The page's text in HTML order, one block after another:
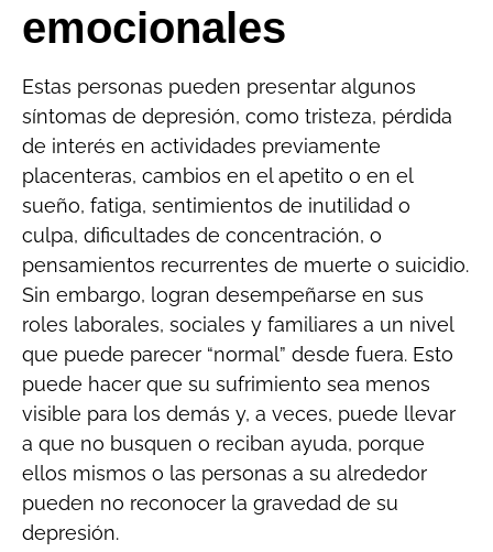
emocionales
Estas personas pueden presentar algunos
síntomas de depresión, como tristeza, pérdida
de interés en actividades previamente
placenteras, cambios en el apetito o en el
sueño, fatiga, sentimientos de inutilidad o
culpa, dificultades de concentración, o
pensamientos recurrentes de muerte o suicidio.
Sin embargo, logran desempeñarse en sus
roles laborales, sociales y familiares a un nivel
que puede parecer “normal” desde fuera. Esto
puede hacer que su sufrimiento sea menos
visible para los demás y, a veces, puede llevar
a que no busquen o reciban ayuda, porque
ellos mismos o las personas a su alrededor
pueden no reconocer la gravedad de su
depresión.